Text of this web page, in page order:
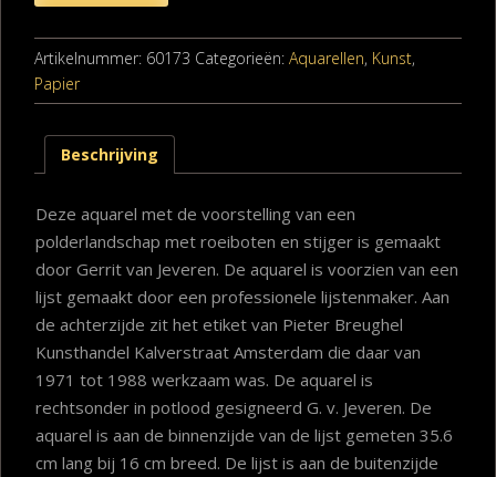
Artikelnummer: 60173 Categorieën: Aquarellen, Kunst,
Papier
Beschrijving
Deze aquarel met de voorstelling van een
polderlandschap met roeiboten en stijger is gemaakt
door Gerrit van Jeveren. De aquarel is voorzien van een
lijst gemaakt door een professionele lijstenmaker. Aan
de achterzijde zit het etiket van Pieter Breughel
Kunsthandel Kalverstraat Amsterdam die daar van
1971 tot 1988 werkzaam was. De aquarel is
rechtsonder in potlood gesigneerd G. v. Jeveren. De
aquarel is aan de binnenzijde van de lijst gemeten 35.6
cm lang bij 16 cm breed. De lijst is aan de buitenzijde